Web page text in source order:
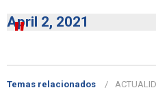
April 2, 2021
Temas relacionados